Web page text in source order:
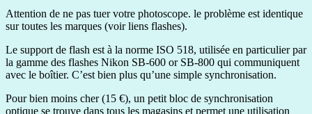
Attention de ne pas tuer votre photoscope. le problème est identique
sur toutes les marques (voir liens flashes).
Le support de flash est à la norme ISO 518, utilisée en particulier par
la gamme des flashes Nikon SB-600 or SB-800 qui communiquent
avec le boîtier. C’est bien plus qu’une simple synchronisation.
Pour bien moins cher (15 €), un petit bloc de synchronisation
optique se trouve dans tous les magasins et permet une utilisation